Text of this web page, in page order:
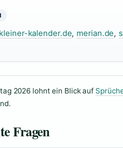
kleiner-kalender.de, merian.de,
2026 lohnt ein Blick auf
Fragen